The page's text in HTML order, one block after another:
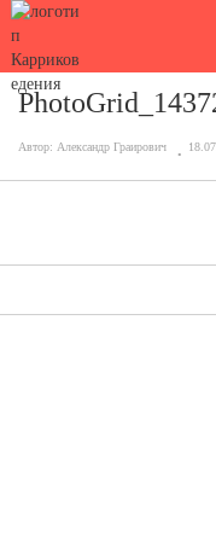
Автор: Александр Граирович